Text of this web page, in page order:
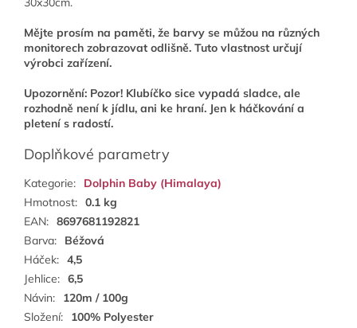
Mějte prosím na paměti, že barvy se můžou na různých
monitorech zobrazovat odlišně. Tuto vlastnost určují
výrobci zařízení.
Upozornění: Pozor! Klubíčko sice vypadá sladce, ale
rozhodně není k jídlu, ani ke hraní. Jen k háčkování a
pletení s radostí.
Doplňkové parametry
Kategorie:
Dolphin Baby (Himalaya)
Hmotnost: 0.1 kg
EAN: 8697681192821
Barva:
Béžová
Háček: 4,5
Jehlice: 6,5
Návin:
120m / 100g
Složení:
100% Polyester